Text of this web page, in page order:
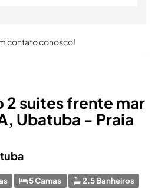
2 suites frente mar
Ubatuba - Praia
5 Camas 2.5 Banheiros
contato conosco!